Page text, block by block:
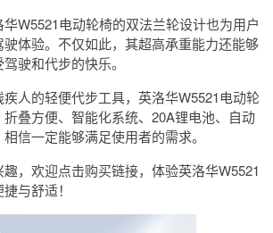
W5521电动轮椅的双法兰轮设计也为用户
体验。不仅如此，其超高承重能力还能够
驶和代步的快乐。
人的轻便代步工具，英洛华W5521电动轮
叠方便、智能化系统、20A锂电池、自动
信一定能够满足使用者的需求。
，欢迎点击购买链接，体验英洛华W5521
与舒适！